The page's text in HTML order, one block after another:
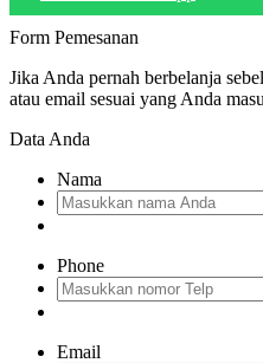
Form Pemesanan
Jika Anda pernah berbelanja
atau email sesuai yang Anda
Data Anda
Nama
Phone
Email